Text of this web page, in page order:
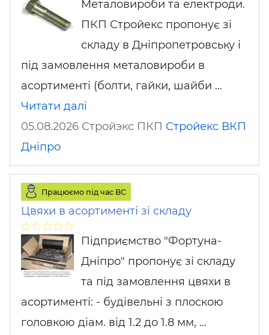
Металовироби та електроди.
ПКП Стройекс пропонує зі
складу в Дніпропетровську і
під замовлення металовироби в
асортименті (болти, гайки, шайби …
Читати далі
05.08.2026 Стройэкс ПКП Стройекс ВКП
Дніпро
Працюємо під час ВС
Цвяхи в асортименті зі складу
Підприємство "Фортуна-
Дніпро" пропонує зі складу
та під замовлення цвяхи в
асортименті: - будівельні з плоскою
головкою діам. від 1.2 до 1.8 мм, …